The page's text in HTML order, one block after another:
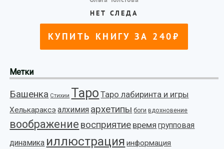
Метки
Башенка Стихии Таро Таро лабиринта и игры
Хелькараксэ алхимия архетипы боги вдохновение
воображение восприятие время групповая
динамика иллюстрация информация